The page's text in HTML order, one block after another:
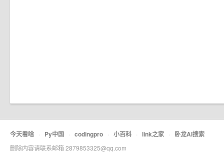
今天看啥 · Py中国 · codingpro · 小百科 · link之家 · 卧龙AI搜索
删除内容请联系邮箱 2879853325@qq.com